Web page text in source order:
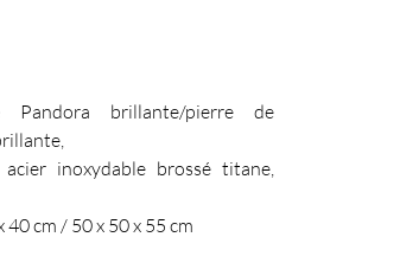
Pandora brillante/pierre de
inoxydable brossé titane,
40 cm / 50 x 50 x 55 cm